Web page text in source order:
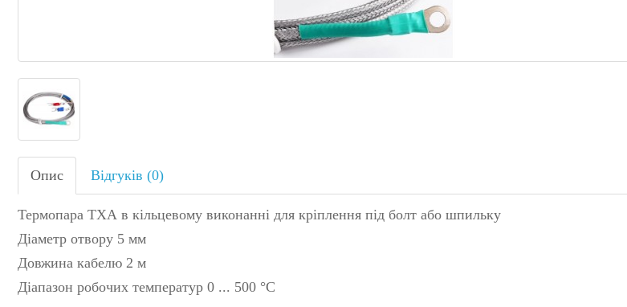
Опис Відгуків (0)
Термопара ТХА в кільцевому виконанні для кріплення під болт або шпильку
Діаметр отвору 5 мм
Довжина кабелю 2 м
Діапазон робочих температур 0 ... 500 °C